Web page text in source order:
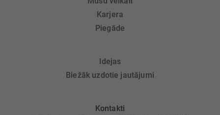
Karjera
Piegāde
Idejas
Biežāk uzdotie jautājumi
Kontakti